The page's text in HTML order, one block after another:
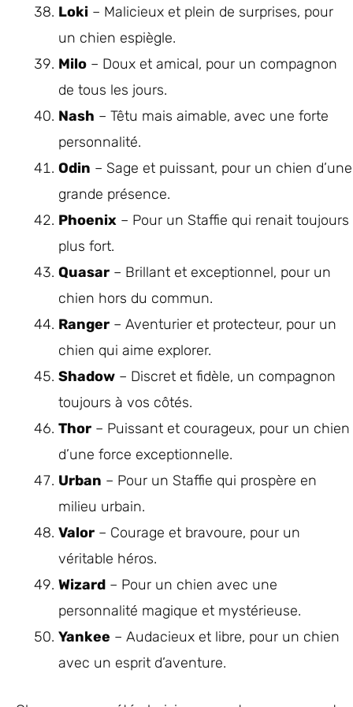
Loki – Malicieux et plein de surprises, pour
un chien espiègle.
Milo – Doux et amical, pour un compagnon
de tous les jours.
Nash – Têtu mais aimable, avec une forte
personnalité.
Odin – Sage et puissant, pour un chien d’une
grande présence.
Phoenix – Pour un Staffie qui renait toujours
plus fort.
Quasar – Brillant et exceptionnel, pour un
chien hors du commun.
Ranger – Aventurier et protecteur, pour un
chien qui aime explorer.
Shadow – Discret et fidèle, un compagnon
toujours à vos côtés.
Thor – Puissant et courageux, pour un chien
d’une force exceptionnelle.
Urban – Pour un Staffie qui prospère en
milieu urbain.
Valor – Courage et bravoure, pour un
véritable héros.
Wizard – Pour un chien avec une
personnalité magique et mystérieuse.
Yankee – Audacieux et libre, pour un chien
avec un esprit d’aventure.